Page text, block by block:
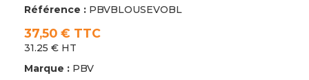
Référence : PBVBLOUSEVOBL
37,50 € TTC
31.25 € HT
Marque : PBV